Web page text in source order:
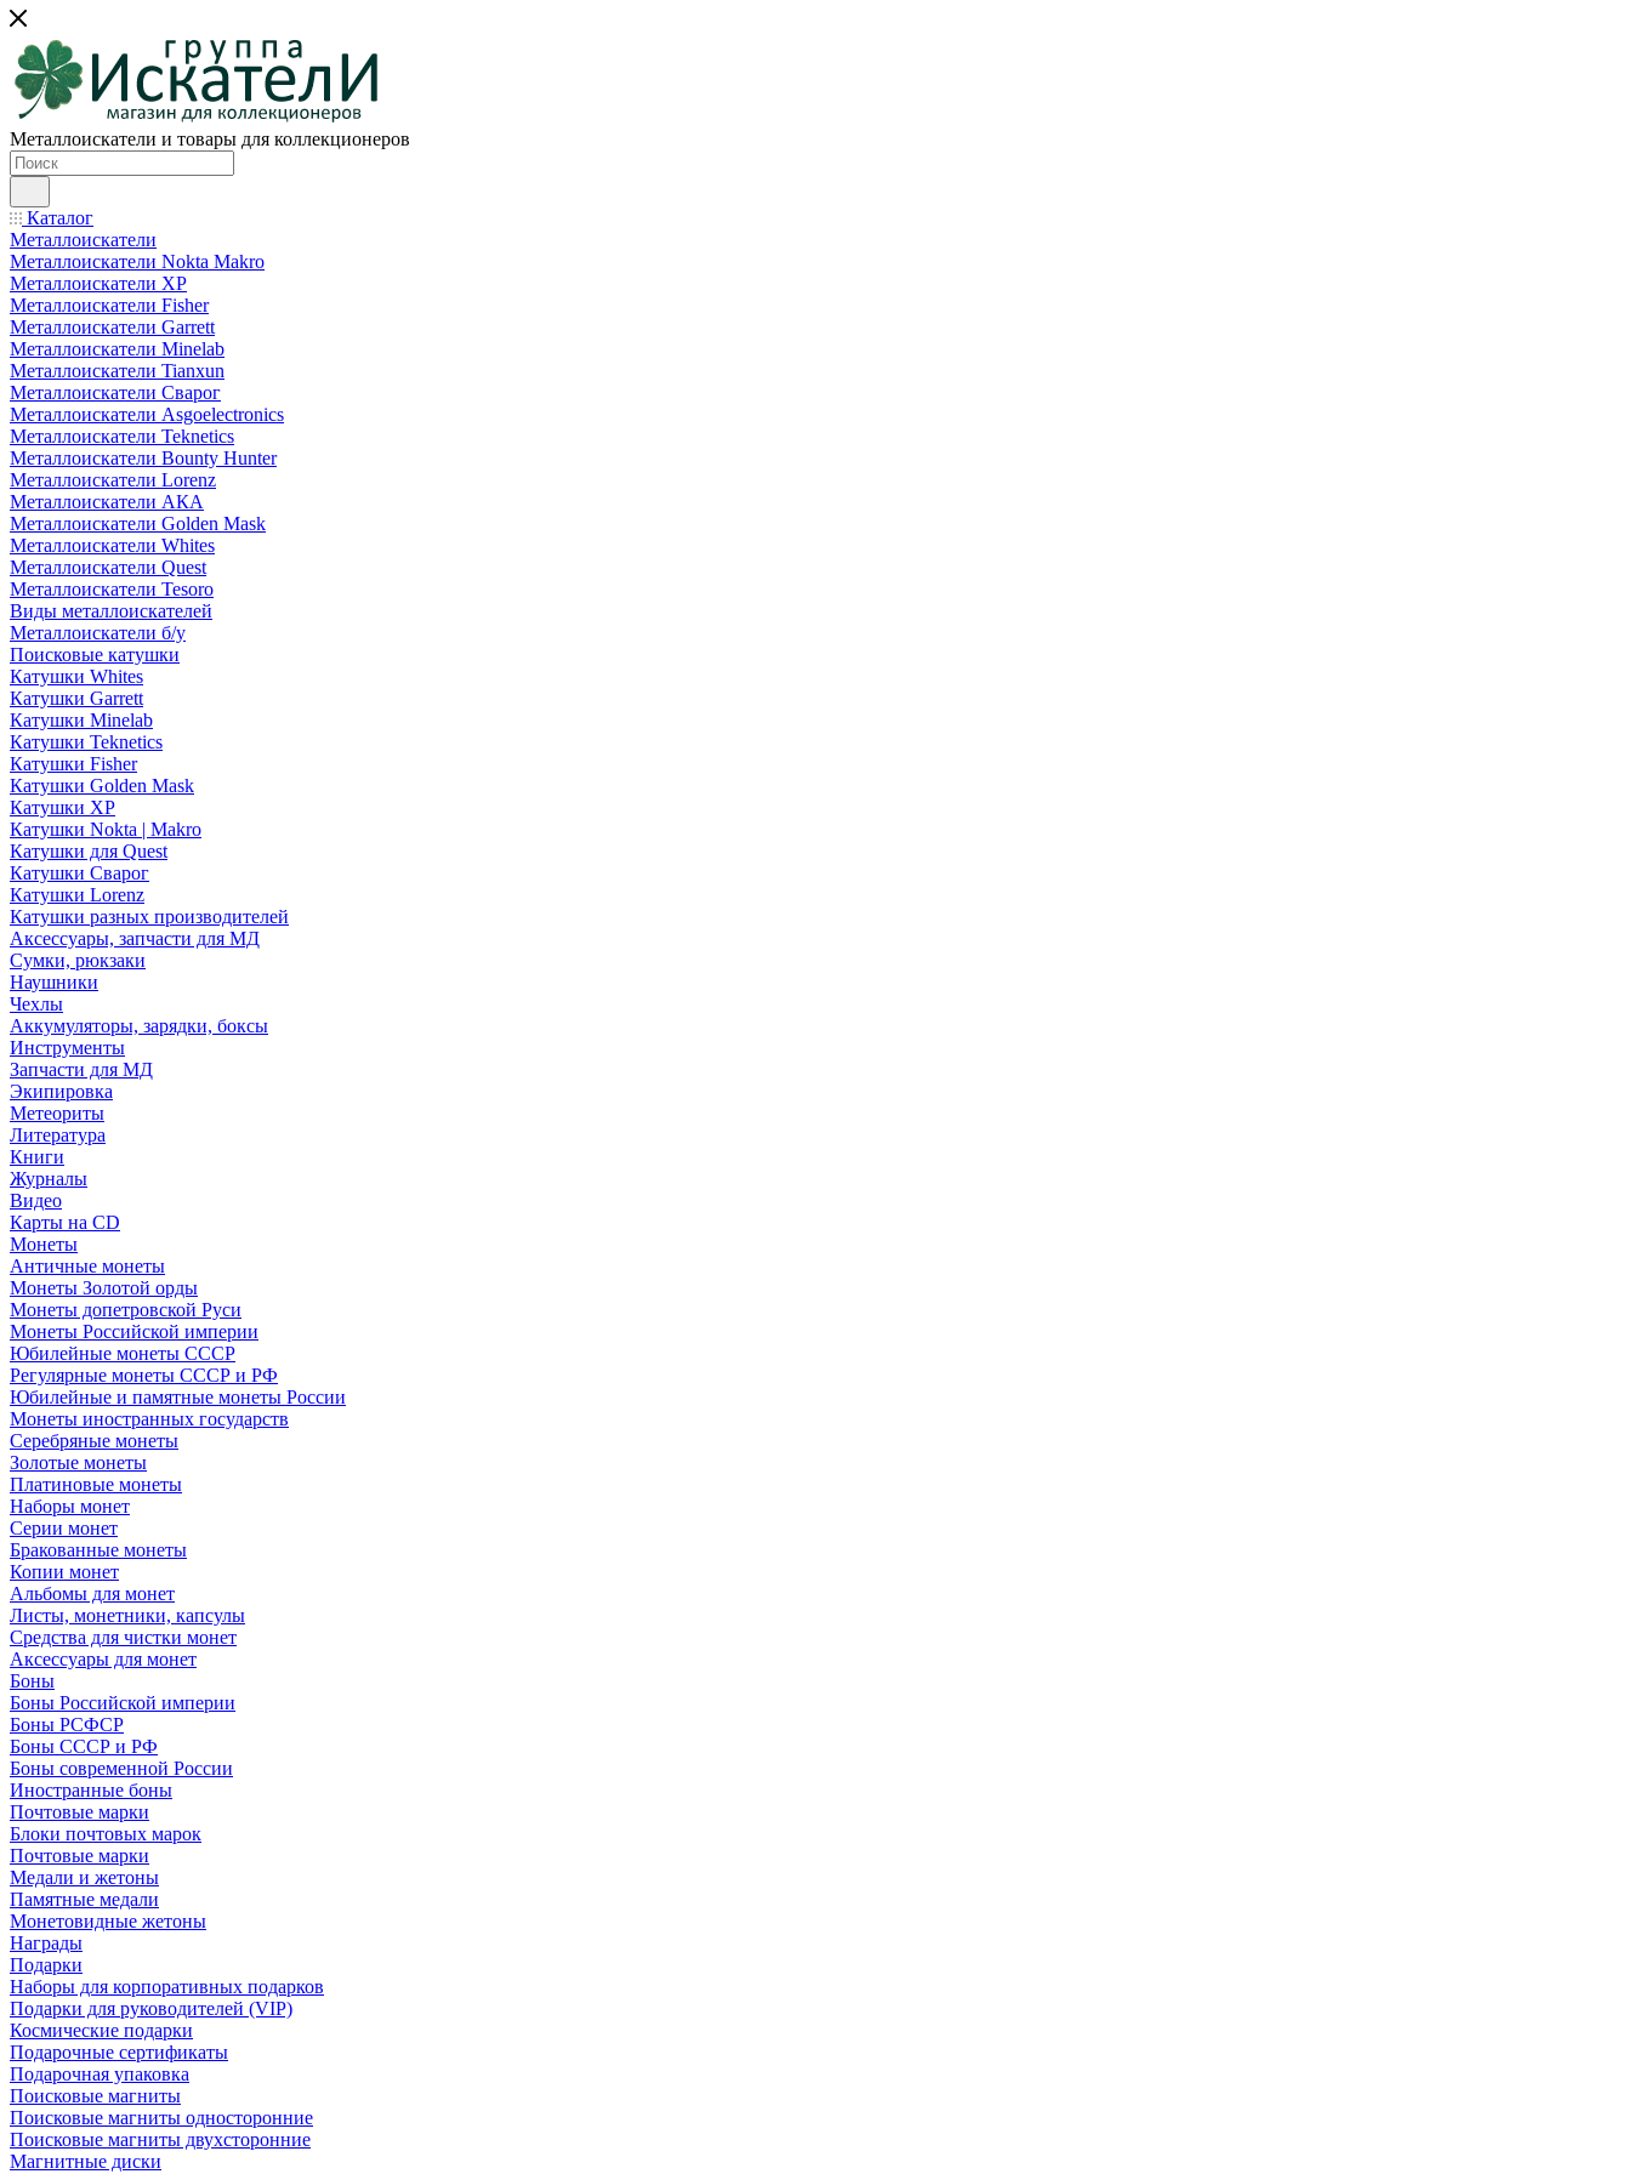
Металлоискатели и товары для коллекционеров
Каталог
Металлоискатели
Металлоискатели Nokta Makro
Металлоискатели XP
Металлоискатели Fisher
Металлоискатели Garrett
Металлоискатели Minelab
Металлоискатели Tianxun
Металлоискатели Сварог
Металлоискатели Asgoelectronics
Металлоискатели Teknetics
Металлоискатели Bounty Hunter
Металлоискатели Lorenz
Металлоискатели АКА
Металлоискатели Golden Mask
Металлоискатели Whites
Металлоискатели Quest
Металлоискатели Tesoro
Виды металлоискателей
Металлоискатели б/у
Поисковые катушки
Катушки Whites
Катушки Garrett
Катушки Minelab
Катушки Teknetics
Катушки Fisher
Катушки Golden Mask
Катушки XP
Катушки Nokta | Makro
Катушки для Quest
Катушки Сварог
Катушки Lorenz
Катушки разных производителей
Аксессуары, запчасти для МД
Сумки, рюкзаки
Наушники
Чехлы
Аккумуляторы, зарядки, боксы
Инструменты
Запчасти для МД
Экипировка
Метеориты
Литература
Книги
Журналы
Видео
Карты на CD
Монеты
Античные монеты
Монеты Золотой орды
Монеты допетровской Руси
Монеты Российской империи
Юбилейные монеты СССР
Регулярные монеты СССР и РФ
Юбилейные и памятные монеты России
Монеты иностранных государств
Серебряные монеты
Золотые монеты
Платиновые монеты
Наборы монет
Серии монет
Бракованные монеты
Копии монет
Альбомы для монет
Листы, монетники, капсулы
Средства для чистки монет
Аксессуары для монет
Боны
Боны Российской империи
Боны РСФСР
Боны СССР и РФ
Боны современной России
Иностранные боны
Почтовые марки
Блоки почтовых марок
Почтовые марки
Медали и жетоны
Памятные медали
Монетовидные жетоны
Награды
Подарки
Наборы для корпоративных подарков
Подарки для руководителей (VIP)
Космические подарки
Подарочные сертификаты
Подарочная упаковка
Поисковые магниты
Поисковые магниты односторонние
Поисковые магниты двухсторонние
Магнитные диски